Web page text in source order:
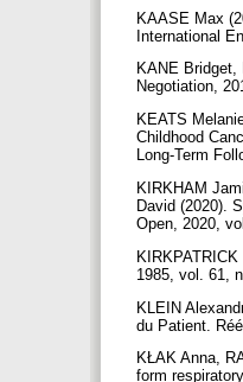
KAASE Max
International
KANE Bridget,
Negotiation,
KEATS
Childhood
Long-Term
KIRKHAM
David (2020).
Open, 2020,
1985, vol. 61,
KLEIN
du Patient.
KŁAK Anna,
form